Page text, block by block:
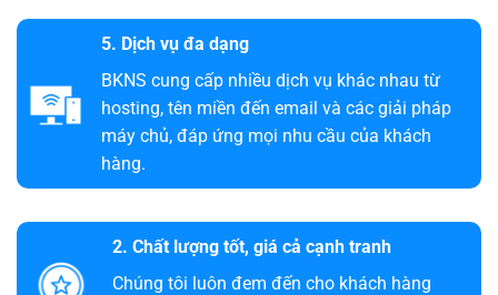
5. Dịch vụ đa dạng
BKNS cung cấp nhiều dịch vụ khác nhau từ
hosting, tên miền đến email và các giải pháp
máy chủ, đáp ứng mọi nhu cầu của khách
hàng.
2. Chất lượng tốt, giá cả cạnh tranh
Chúng tôi luôn đem đến cho khách hàng